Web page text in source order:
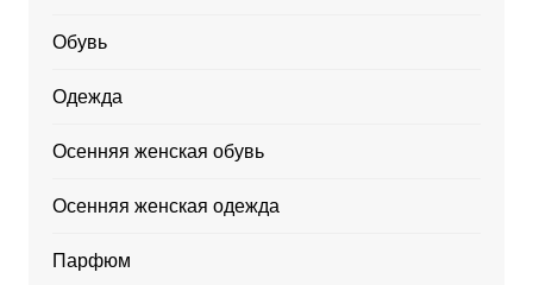
Обувь
Одежда
Осенняя женская обувь
Осенняя женская одежда
Парфюм